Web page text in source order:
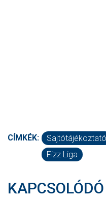
CÍMKÉK: Sajtótájékoztató
Fizz Liga